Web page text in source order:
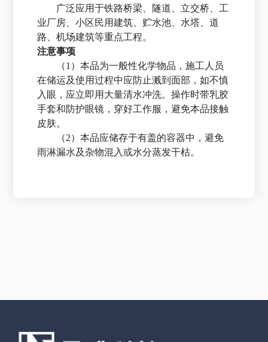
广泛应用于铁路桥梁、隧道、立交桥、工
业厂房、小区民用建筑、贮水池、水塔、道
路、机场建筑等重点工程。
注意事项
（1）本品为一般性化学物品，施工人员
在储运及使用过程中应防止溅到面部，如不慎
入眼，应立即用大量清水冲洗。操作时带乳胶
手套和防护眼镜，穿好工作服，避免本品接触
皮肤。
（2）本品应储存于有盖的容器中，避免
雨淋漏水及杂物混入或水分蒸发干枯。